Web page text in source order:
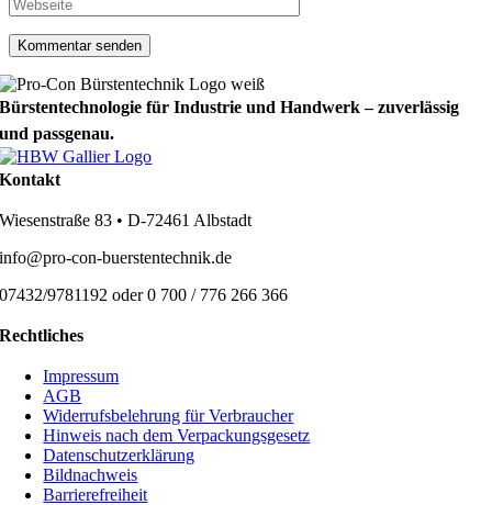
Bürstentechnologie für Industrie und Handwerk – zuverlässig
und passgenau.
Kontakt
Wiesenstraße 83 • D-72461 Albstadt
info@pro-con-buerstentechnik.de
07432/9781192 oder 0 700 / 776 266 366
Rechtliches
Impressum
AGB
Widerrufsbelehrung für Verbraucher
Hinweis nach dem Verpackungsgesetz
Datenschutzerklärung
Bildnachweis
Barrierefreiheit